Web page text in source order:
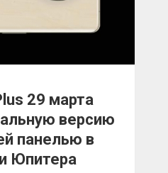
29 марта
версию
панелью в
Юпитера